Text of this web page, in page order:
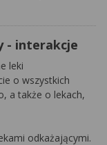
- interakcje
leki
o wszystkich
a także o lekach,
odkażającymi.